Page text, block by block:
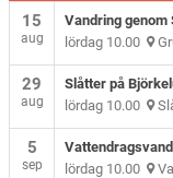
15
aug
Vandring genom
lördag 10.00
29
aug
Slåtter på
lördag 10.00
5
sep
lördag 10.00